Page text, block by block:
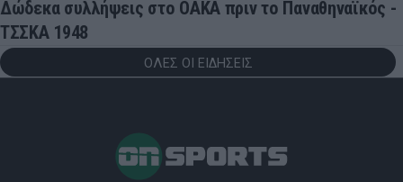
Δώδεκα συλλήψεις στο ΟΑΚΑ πριν το Παναθηναϊκός -
ΤΣΣΚΑ 1948
ΟΛΕΣ ΟΙ ΕΙΔΗΣΕΙΣ